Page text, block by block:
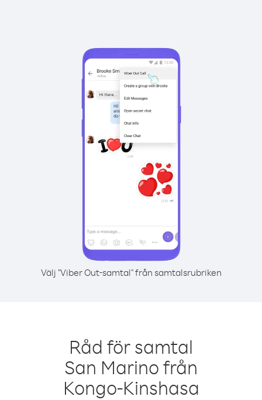
Välj "Viber Out-samtal" från samtalsrubriken
Råd för samtal
San Marino från
Kongo-Kinshasa